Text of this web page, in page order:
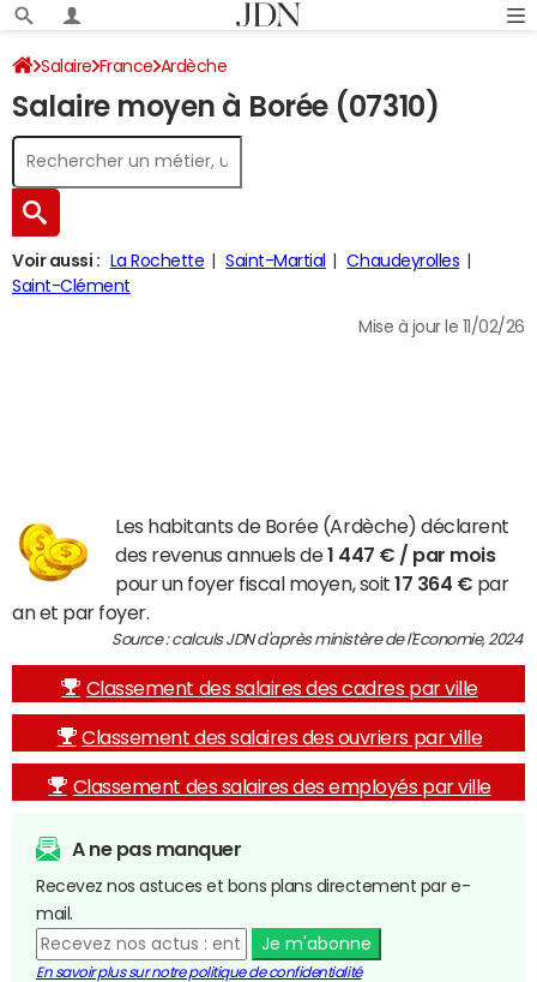
Salaire France Ardèche
Salaire moyen à Borée (07310)
Voir aussi : La Rochette Saint-Martial
Chaudeyrolles
Saint-Clément
Mise à jour le 11/02/26
Les habitants de Borée (Ardèche) déclarent
des revenus annuels de1 447 € / par mois
pour un foyer fiscal moyen, soit17 364 € par
an et par foyer.
Source : calculs JDN d'après ministère de l'Economie, 2024
Classement des salaires des cadres par ville
Classement des salaires des ouvriers par ville
Classement des salaires des employés par ville
A ne pas manquer
Recevez nos astuces et bons plans directement par e-
mail.
Je m'abonne
En savoir plus sur notre politique de confidentialité